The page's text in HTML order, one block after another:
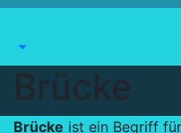
Brücke
Brücke ist ein Begriff